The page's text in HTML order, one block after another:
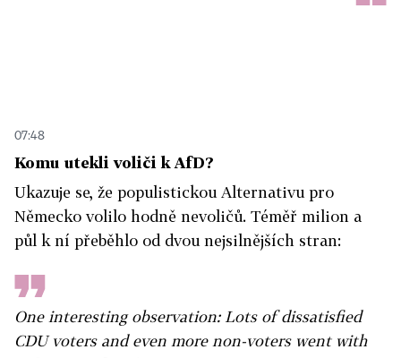
07:48
Komu utekli voliči k AfD?
Ukazuje se, že populistickou Alternativu pro
Německo volilo hodně nevoličů. Téměř milion a
půl k ní přeběhlo od dvou nejsilnějších stran:
One interesting observation: Lots of dissatisfied
CDU voters and even more non-voters went with